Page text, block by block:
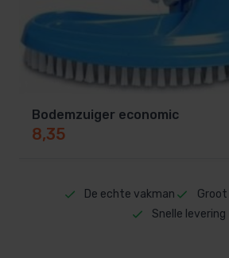
Bodemzuiger economic
8,35
De echte vakman
Snelle levering